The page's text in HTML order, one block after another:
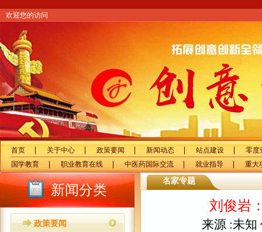
欢迎您的访问
首页 关于中心 政策要闻 新闻动态 站点建设
零度
国学教育
职业教育在线 中医药国际交流 就业指导 重大
新闻分类
政策要闻
名家专题
刘俊岩
来源 :未知